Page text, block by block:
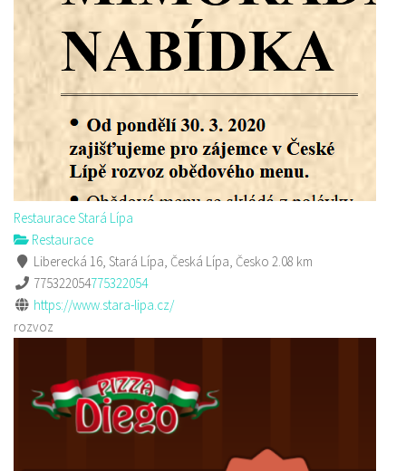
Restaurace Stará Lípa
Restaurace
Liberecká 16, Stará Lípa, Česká Lípa, Česko 2.08 km
775322054775322054
https://www.stara-lipa.cz/
rozvoz